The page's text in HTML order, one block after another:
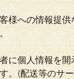
様への情報提
に個人情報を
。(配送等のサ